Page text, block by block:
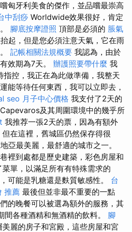
匈牙利美食的傑作，並品嚐最崇高
中刮痧 Worldwide效果很好，肯定
腳底按摩證照 頂部是必須的 脹氣
起，但是您必須注意天氣，它在雨
記帳相關法規概要 我認為，由於
效期為7天。 辦護照要帶什麼 我
控，我正在為此做準備，我整天
能等待任何東西，我可以立即去，
seo 月子中心價格 我支付了2天的
及其周圍環境中的幾乎所
我推荐一張2天的票，因為有額外
在這裡，舊城區仍然保存得很
亞最美麗，最舒適的城市之一。
裡到處都是歷史建築，彩色房屋和
單，以滿足所有有特殊需求的
可能是乳糖還是麩質敏感性。 台
推薦 最後但並非最不重要的一點
的晚餐可以被選為額外的服務，其
各種酒精和無酒精的飲料。 腳
麗的房子和宮殿，這些房屋和宮